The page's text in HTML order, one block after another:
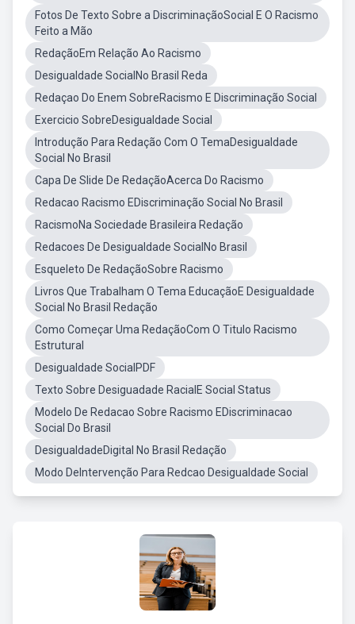
Fotos De Texto Sobre a DiscriminaçãoSocial E O Racismo
Feito a Mão
RedaçãoEm Relação Ao Racismo
Desigualdade SocialNo Brasil Reda
Redaçao Do Enem SobreRacismo E Discriminação Social
Exercicio SobreDesigualdade Social
Introdução Para Redação Com O TemaDesigualdade
Social No Brasil
Capa De Slide De RedaçãoAcerca Do Racismo
Redacao Racismo EDiscriminação Social No Brasil
RacismoNa Sociedade Brasileira Redação
Redacoes De Desigualdade SocialNo Brasil
Esqueleto De RedaçãoSobre Racismo
Livros Que Trabalham O Tema EducaçãoE Desigualdade
Social No Brasil Redação
Como Começar Uma RedaçãoCom O Titulo Racismo
Estrutural
Desigualdade SocialPDF
Texto Sobre Desiguadade RacialE Social Status
Modelo De Redacao Sobre Racismo EDiscriminacao
Social Do Brasil
DesigualdadeDigital No Brasil Redação
Modo DeIntervenção Para Redcao Desigualdade Social